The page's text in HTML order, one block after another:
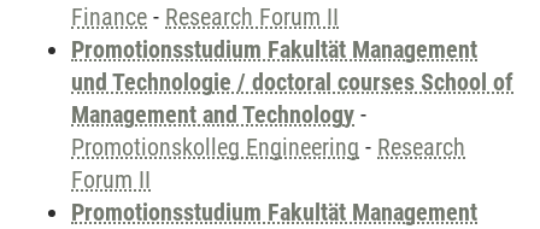
Finance - Research Forum II
Promotionsstudium Fakultät Management
und Technologie / doctoral courses School of
Management and Technology -
Promotionskolleg Engineering - Research
Forum II
Promotionsstudium Fakultät Management